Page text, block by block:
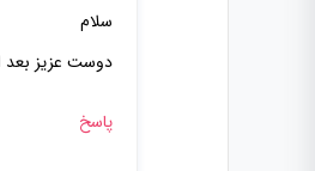
سلام
دوست عزیز بعد
پاسخ